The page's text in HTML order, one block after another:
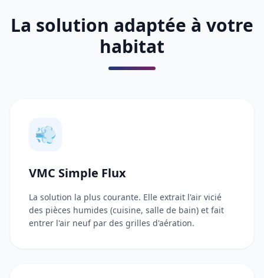
La solution adaptée à votre
habitat
💨
VMC Simple Flux
La solution la plus courante. Elle extrait l'air vicié
des pièces humides (cuisine, salle de bain) et fait
entrer l'air neuf par des grilles d'aération.